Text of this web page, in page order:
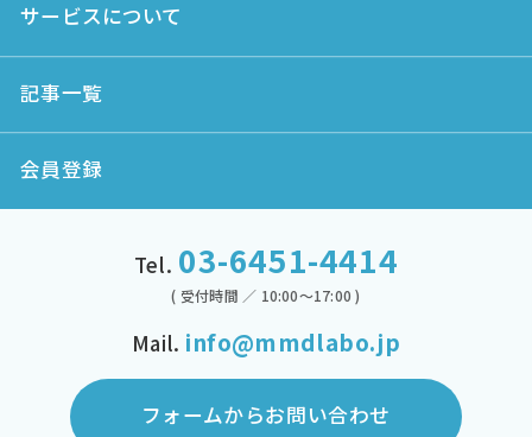
サービスについて
記事一覧
会員登録
Tel. 03-6451-4414
( 受付時間 ／ 10:00～17:00 )
Mail. info@mmdlabo.jp
フォームからお問い合わせ